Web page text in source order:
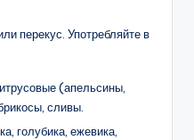
перекус. Употребляйте в
(апельсины,
сливы.
голубика, ежевика,